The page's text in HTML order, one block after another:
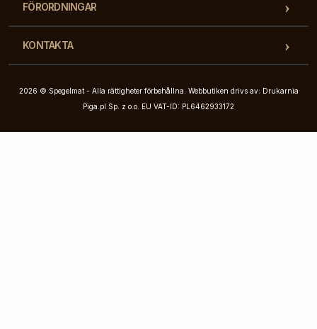
FÖRORDNINGAR
KONTAKTA
2026 © Spegelmat - Alla rättigheter förbehållna. Webbutiken drivs av: Drukarnia
Piga.pl Sp. z o.o. EU VAT-ID: PL6462933172